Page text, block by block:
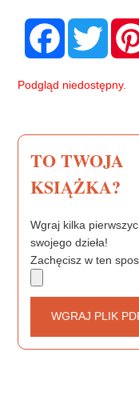
F
c
o
T
w
i
e
Podgląd niedostępny.
TO TWOJA
KSIĄŻKA?
Wgraj kilka
swojego dzieła!
Zachęcisz w ten
WGRAJ PLIK